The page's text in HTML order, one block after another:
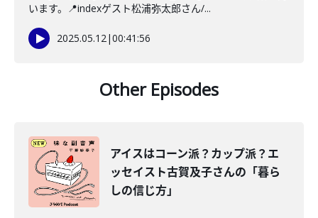
います。📍indexゲスト松浦弥太郎さん/...
2025.05.12|00:41:56
Other Episodes
アイスはコーン派？カップ派？エ
ッセイスト古賀及子さんの「暮ら
しの信じ方」